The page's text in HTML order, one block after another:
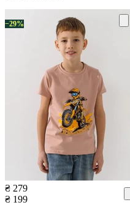
−29%
₴ 279
₴ 199